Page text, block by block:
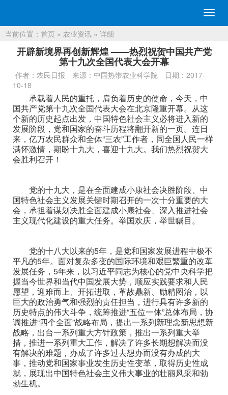
切
换
当前位置： 首页 » 农业资讯 » 详细
开辟新境界再创新辉煌 ——热烈祝贺中国共产党
第十九次全国代表大会开幕
作者：农民日报 来源：中国热带农业科学院
日期：2017-
10-18
承载着人民的重托，肩负着历史的使命，今天，中
国共产党第十九次全国代表大会在北京隆重开幕。从这
个新的历史起点出发，中国特色社会主义必将进入新的
发展阶段，党和国家的奋斗历程将翻开新的一页。连日
来，亿万农民群众和全体“三农”工作者，同全国人民一样
满怀激情，期盼十九大，喜迎十九大。我们热烈祝贺大
会胜利召开！
党的十九大，是在全面建成小康社会决胜阶段、中
国特色社会主义发展关键时期召开的一次十分重要的大
会，承担着谋划决胜全面建成小康社会、深入推进社会
主义现代化建设的重大任务。举国欢庆，举世瞩目。
党的十八大以来的5年，是党和国家发展进程中极不
平凡的5年。面对复杂多变的国际环境和艰巨繁重的改革
发展任务，5年来，以习近平同志为核心的党中央科学把
握当今世界和当代中国发展大势，顺应实践要求和人民
愿望，迎难而上、开拓进取，革故鼎新、励精图治，以
巨大的政治勇气和强烈的责任担当，进行具有许多新的
历史特点的伟大斗争，统筹推进“五位一体”总体布局，协
调推进“四个全面”战略布局，提出一系列新理念新思想新
战略，出台一系列重大方针政策，推出一系列重大举
措，推进一系列重大工作，解决了许多长期想解决而没
有解决的难题，办成了许多过去想办而没有办成的大
事，推动党和国家事业发生历史性变革，取得历史性成
就，展现出中国特色社会主义伟大事业的壮丽风采和勃
勃生机。